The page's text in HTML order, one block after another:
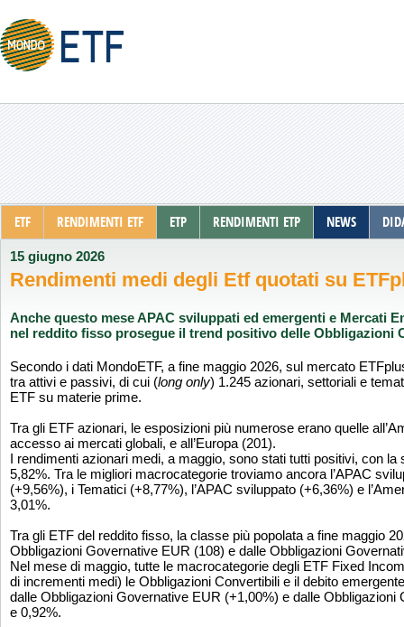
ETF RENDIMENTI ETF ETP RENDIMENTI ETP NEWS
15 giugno 2026
Rendimenti medi degli Etf quotati su
Anche questo mese APAC sviluppati ed emergenti e Mercati
nel reddito fisso prosegue il trend positivo delle Obbligazioni
Secondo i dati MondoETF, a fine maggio 2026, sul mercato
tra attivi e passivi, di cui (long only) 1.245 azionari, settoriali e
ETF su materie prime.
Tra gli ETF azionari, le esposizioni più numerose erano quelle
accesso ai mercati globali, e all’Europa (201).
I rendimenti azionari medi, a maggio, sono stati tutti positivi, con
5,82%. Tra le migliori macrocategorie troviamo ancora l’APAC
(+9,56%), i Tematici (+8,77%), l’APAC sviluppato (+6,36%) e
3,01%.
Tra gli ETF del reddito fisso, la classe più popolata a fine maggio
Obbligazioni Governative EUR (108) e dalle Obbligazioni
Nel mese di maggio, tutte le macrocategorie degli ETF Fixed
di incrementi medi) le Obbligazioni Convertibili e il debito
dalle Obbligazioni Governative EUR (+1,00%) e dalle
e 0,92%.